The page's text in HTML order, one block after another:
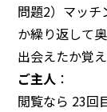
問題2）マッチ
か繰り返して
出会えたか覚
ご主人 ：
閲覧なら 23回